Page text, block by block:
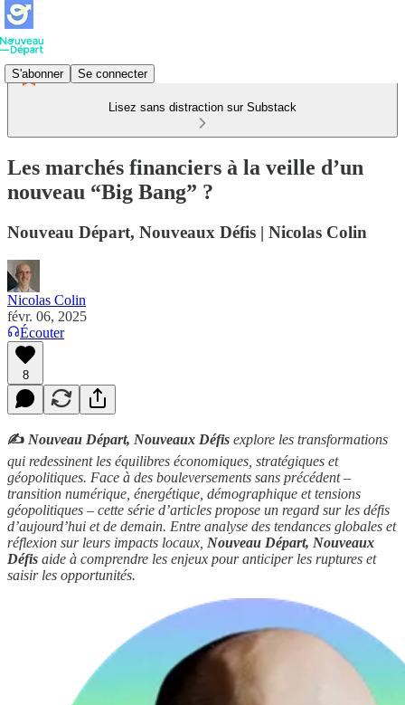
S'abonner Se connecter
Lisez sans distraction sur Substack
Les marchés financiers à la veille d’un
nouveau “Big Bang” ?
Nouveau Départ, Nouveaux Défis | Nicolas Colin
Nicolas Colin
févr. 06, 2025
Écouter
8
✍️ Nouveau Départ, Nouveaux Défis explore les transformations
qui redessinent les équilibres économiques, stratégiques et
géopolitiques. Face à des bouleversements sans précédent –
transition numérique, énergétique, démographique et tensions
géopolitiques – cette série d’articles propose un regard sur les défis
d’aujourd’hui et de demain. Entre analyse des tendances globales et
réflexion sur leurs impacts locaux, Nouveau Départ, Nouveaux
Défis aide à comprendre les enjeux pour anticiper les ruptures et
saisir les opportunités.